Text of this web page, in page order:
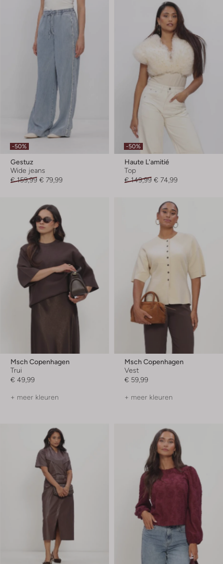
-50%
Gestuz
Wide jeans
€ 159,99 € 79,99
-50%
Haute L'amitié
Top
€ 149,99 € 74,99
Msch Copenhagen
Trui
€ 49,99
+ meer kleuren
Msch Copenhagen
Vest
€ 59,99
+ meer kleuren